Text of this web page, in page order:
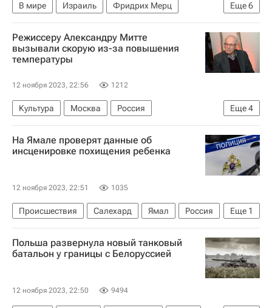
Еще6
В мире Израиль
Фридрих Мерц
ХАМАС
ООН ХДС/ХСС
Германия
Россия
Владимир Путин
Режиссеру Александру Митте
вызывали скорую из-за повышения
температуры
12 ноября 2023, 22:56 1212
Еще4
Культура Москва
Россия
Александр Митта (Рабинович)
Геннадий Иванов
Михаил Ромм
На Ямале проверят данные об
инсценировке похищения ребенка
12 ноября 2023, 22:51 1035
Еще 1
Происшествия Салехард Ямал
Россия
Следственный комитет России (СК РФ)
Польша развернула новый танковый
батальон у границы с Белоруссией
12 ноября 2023, 22:50 9494